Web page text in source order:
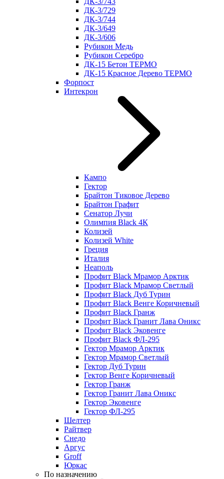
ДК-3/729
ДК-3/744
ДК-3/649
ДК-3/606
Рубикон Медь
Рубикон Серебро
ДК-15 Бетон ТЕРМО
ДК-15 Красное Дерево ТЕРМО
Форпост
Интекрон
Кампо
Гектор
Брайтон Тиковое Дерево
Брайтон Графит
Сенатор Лучи
Олимпия Black 4К
Колизей
Колизей White
Греция
Италия
Неаполь
Профит Black Мрамор Арктик
Профит Black Мрамор Светлый
Профит Black Дуб Турин
Профит Black Венге Коричневый
Профит Black Гранж
Профит Black Гранит Лава Оникс
Профит Black Эковенге
Профит Black ФЛ-295
Гектор Мрамор Арктик
Гектор Мрамор Светлый
Гектор Дуб Турин
Гектор Венге Коричневый
Гектор Гранж
Гектор Гранит Лава Оникс
Гектор Эковенге
Гектор ФЛ-295
Шелтер
Райтвер
Снедо
Аргус
Groff
Юркас
По назначению